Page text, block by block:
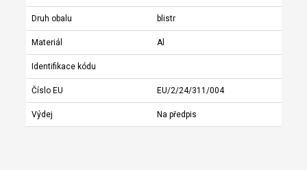
Druh obalu blistr
Materiál Al
Identifikace kódu
Číslo EU EU/2/24/311/004
Výdej Na předpis